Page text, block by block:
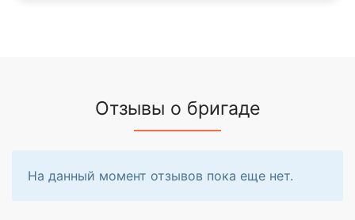
Отзывы о бригаде
На данный момент отзывов пока еще нет.